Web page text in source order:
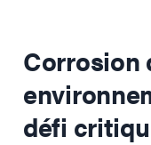
Corrosion
défi